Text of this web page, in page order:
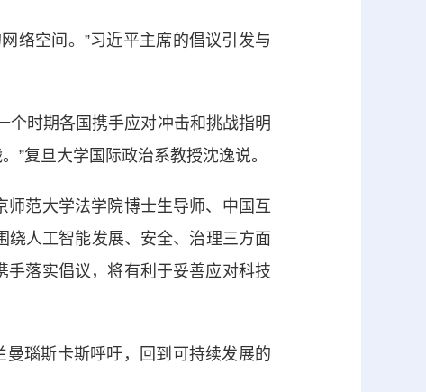
空间。”习近平主席的倡议引发与
时期各国携手应对冲击和挑战指明
”复旦大学国际政治系教授沈逸说。
范大学法学院博士生导师、中国互
人工智能发展、安全、治理三方面
落实倡议，将有利于妥善应对科技
瑙斯卡斯呼吁，回到可持续发展的